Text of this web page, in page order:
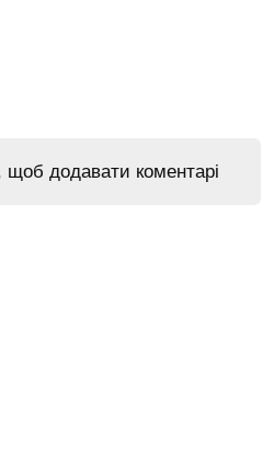
щоб додавати коментарі